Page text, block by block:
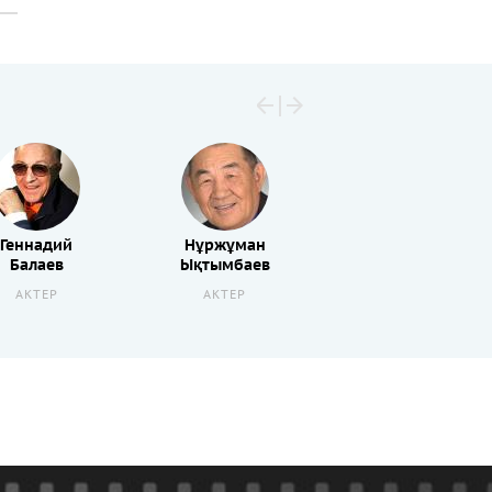
Геннадий
Балаев
АКТЕР
Нұржұман
Ықтымбаев
АКТЕР